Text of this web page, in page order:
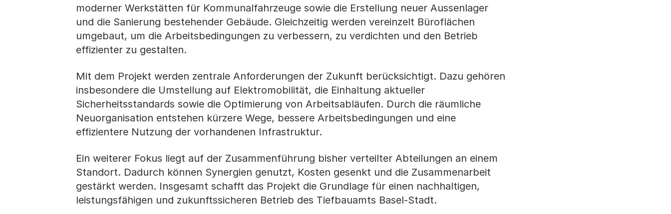
moderner Werkstätten für Kommunalfahrzeuge sowie die Erstellung neuer Aussenlager
und die Sanierung bestehender Gebäude. Gleichzeitig werden vereinzelt Büroflächen
umgebaut, um die Arbeitsbedingungen zu verbessern, zu verdichten und den Betrieb
effizienter zu gestalten.
Mit dem Projekt werden zentrale Anforderungen der Zukunft berücksichtigt. Dazu gehören
insbesondere die Umstellung auf Elektromobilität, die Einhaltung aktueller
Sicherheitsstandards sowie die Optimierung von Arbeitsabläufen. Durch die räumliche
Neuorganisation entstehen kürzere Wege, bessere Arbeitsbedingungen und eine
effizientere Nutzung der vorhandenen Infrastruktur.
Ein weiterer Fokus liegt auf der Zusammenführung bisher verteilter Abteilungen an einem
Standort. Dadurch können Synergien genutzt, Kosten gesenkt und die Zusammenarbeit
gestärkt werden. Insgesamt schafft das Projekt die Grundlage für einen nachhaltigen,
leistungsfähigen und zukunftssicheren Betrieb des Tiefbauamts Basel-Stadt.